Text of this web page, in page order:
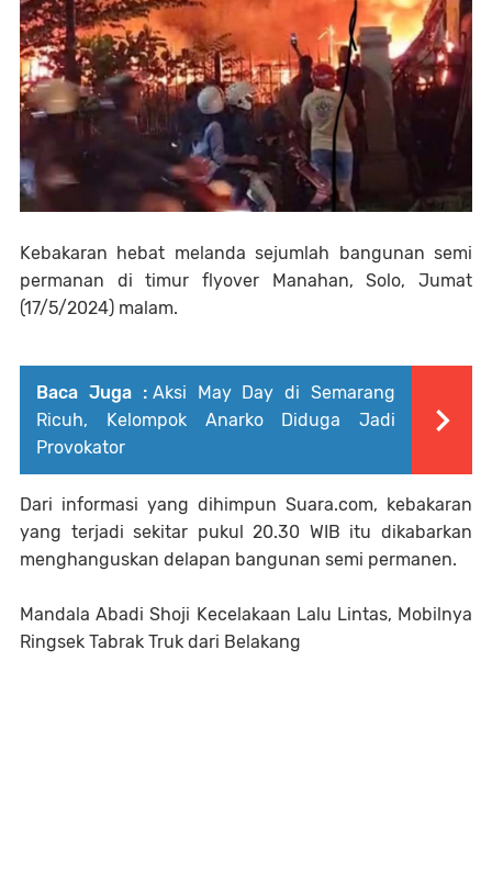
Kebakaran hebat melanda sejumlah bangunan semi
permanan di timur flyover Manahan, Solo, Jumat
(17/5/2024) malam.
Baca Juga : Aksi May Day di Semarang
Ricuh, Kelompok Anarko Diduga Jadi
Provokator
Dari informasi yang dihimpun Suara.com, kebakaran
yang terjadi sekitar pukul 20.30 WIB itu dikabarkan
menghanguskan delapan bangunan semi permanen.
Mandala Abadi Shoji Kecelakaan Lalu Lintas, Mobilnya
Ringsek Tabrak Truk dari Belakang